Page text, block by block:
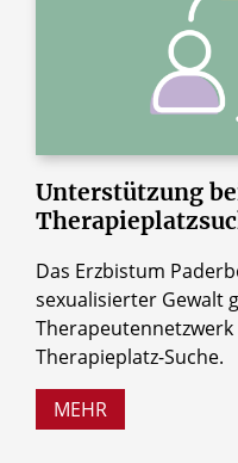
Unterstützung
Das Erzbistum
sexualisierter Gewalt
Therapieplatz-Suche.
MEHR